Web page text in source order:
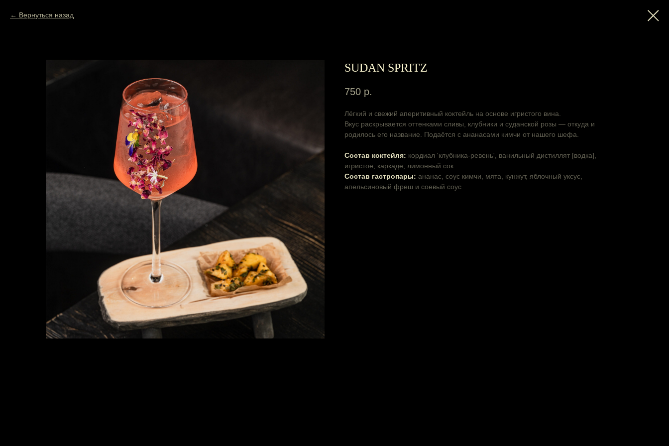
Вернуться назад
SUDAN SPRITZ
750 р.
Лёгкий и свежий аперитивный коктейль на основе игристого вина.
Вкус раскрывается оттенками сливы, клубники и суданской розы — откуда и
родилось его название. Подаётся с ананасами кимчи от нашего шефа.
Cостав коктейля: кордиал 'клубника-ревень', ванильный дистиллят [водка],
игристое, каркаде, лимонный сок
Cостав гастропары: ананас, соус кимчи, мята, кунжут, яблочный уксус,
апельсиновый фреш и соевый соус